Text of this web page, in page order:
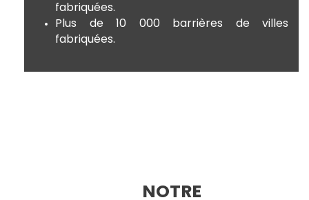
fabriquées.
Plus de 10 000 barrières de villes
fabriquées.
NOTRE